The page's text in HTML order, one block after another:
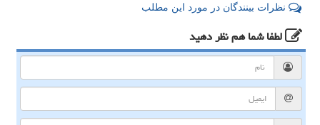
نظرات بینندگان در مورد این مطلب
لطفا شما همنظر دهید